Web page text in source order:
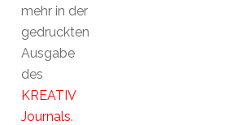
mehr in der
gedruckten
Ausgabe
des
KREATIV
Journals.